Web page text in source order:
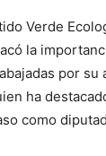
Verde
la
por su
ha
como